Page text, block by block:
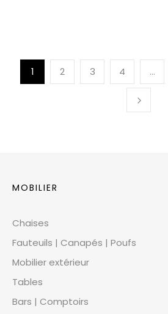
1 2 3 4 …
MOBILIER
Chaises
Fauteuils | Canapés | Poufs
Mobilier extérieur
Tables
Bars | Comptoirs